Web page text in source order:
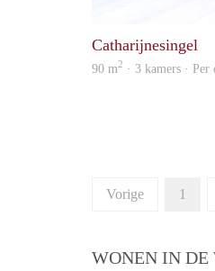
Catharijnesingel
90 m2 · 3 kamers ·
Vorige 1
WONEN IN